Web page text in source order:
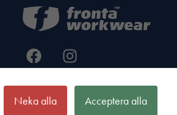
Neka alla Acceptera alla